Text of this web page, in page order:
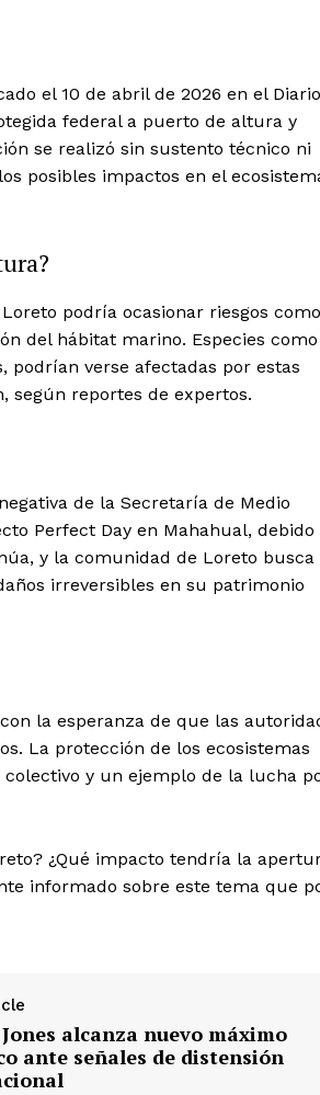
About
Contact us
Subscription Plans
Cancún
Chetumal
Playa del Carmen
el 10 de abril de 2026 en el Diario
federal a puerto de altura y
se realizó sin sustento técnico ni
posibles impactos en el
podría ocasionar riesgos como
del hábitat marino. Especies
podrían verse afectadas por estas
según reportes de expertos.
de la Secretaría de Medio
Perfect Day en Mahahual, debido
y la comunidad de Loreto busca
irreversibles en su patrimonio
la esperanza de que las
La protección de los ecosistemas
y un ejemplo de la lucha
¿Qué impacto tendría la
informado sobre este tema que
alcanza nuevo máximo
ante señales de distensión